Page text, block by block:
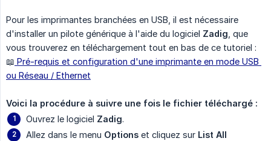
Pour les imprimantes branchées en USB, il est nécessaire
d'installer un pilote générique à l'aide du logiciel Zadig , que
vous trouverez en téléchargement tout en bas de ce tutoriel :
📖 Pré-requis et configuration d'une imprimante en mode USB
ou Réseau / Ethernet
Voici la procédure à suivre une fois le fichier téléchargé :
Ouvrez le logiciel Zadig.
Allez dans le menu Options et cliquez sur List All